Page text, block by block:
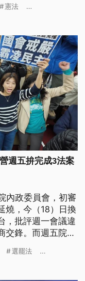
憲法 ...
週五拚完成3法案
內政委員會，初審
燒，今（18）日換
，批評週一會議違
交鋒。而週五院會
場外備戰。民團則
選罷法 ...